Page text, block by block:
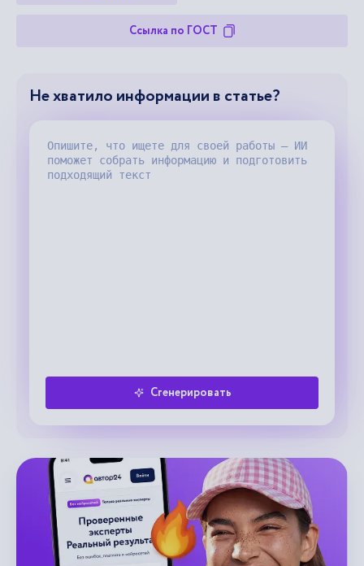
Ссылка по ГОСТ
Не хватило информации в статье?
Сгенерировать